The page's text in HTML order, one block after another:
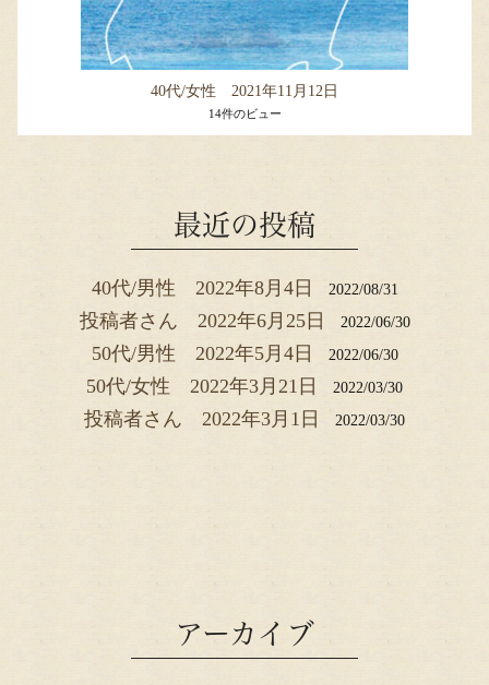
40代/女性 2021年11月12日
14件のビュー
最近の投稿
40代/男性 2022年8月4日 2022/08/31
投稿者さん 2022年6月25日 2022/06/30
50代/男性 2022年5月4日 2022/06/30
50代/女性 2022年3月21日 2022/03/30
投稿者さん 2022年3月1日 2022/03/30
アーカイブ